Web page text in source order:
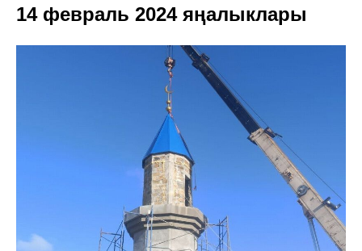
14 февраль 2024 яңалыклары